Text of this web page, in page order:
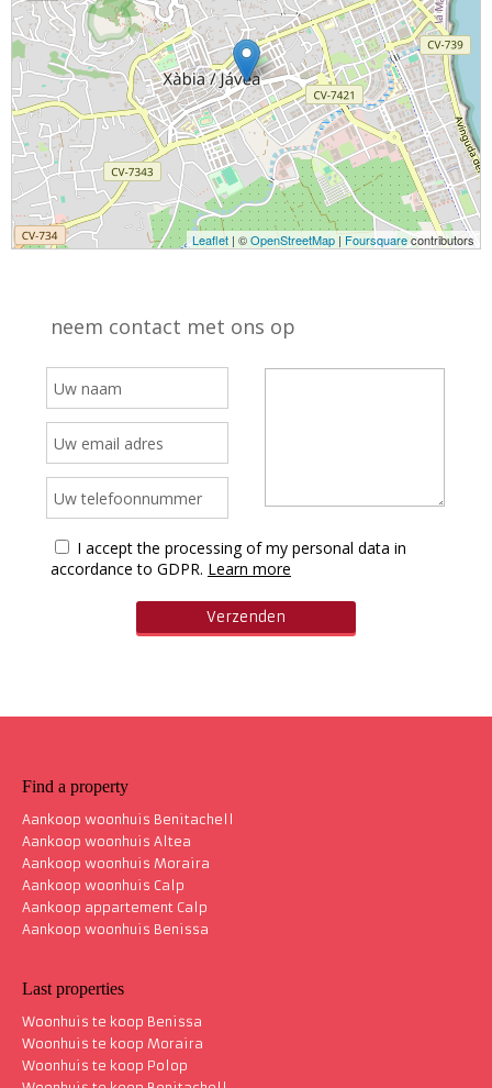
Leaflet | ©OpenStreetMap | Foursquarecontributors
neem contact met ons op
I accept the processing of my personal data in
accordance to GDPR. Learn more
Find a property
Aankoop woonhuis Benitachell
Aankoop woonhuis Altea
Aankoop woonhuis Moraira
Aankoop woonhuis Calp
Aankoop appartement Calp
Aankoop woonhuis Benissa
Last properties
Woonhuis te koop Benissa
Woonhuis te koop Moraira
Woonhuis te koop Polop